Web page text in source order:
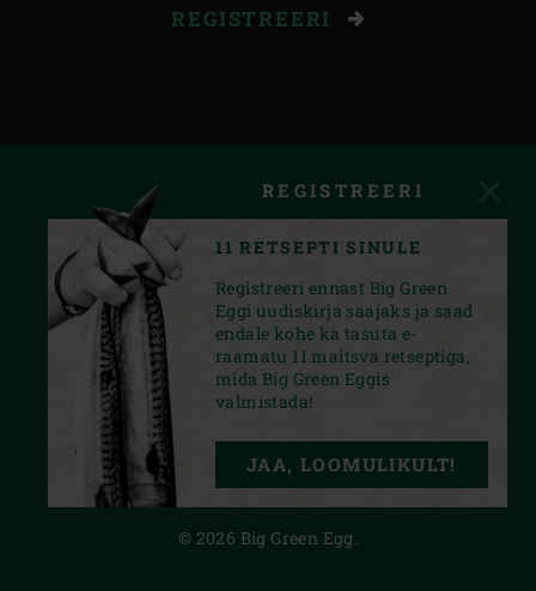
REGISTREERI
PRIVACY STATEMENT
© 2026 Big Green Egg.
REGISTREERI
11 RETSEPTI SINULE
Registreeri ennast Big Green
Eggi uudiskirja saajaks ja saad
endale kohe ka tasuta e-
raamatu 11 maitsva retseptiga,
mida Big Green Eggis
valmistada!
JAA, LOOMULIKULT!